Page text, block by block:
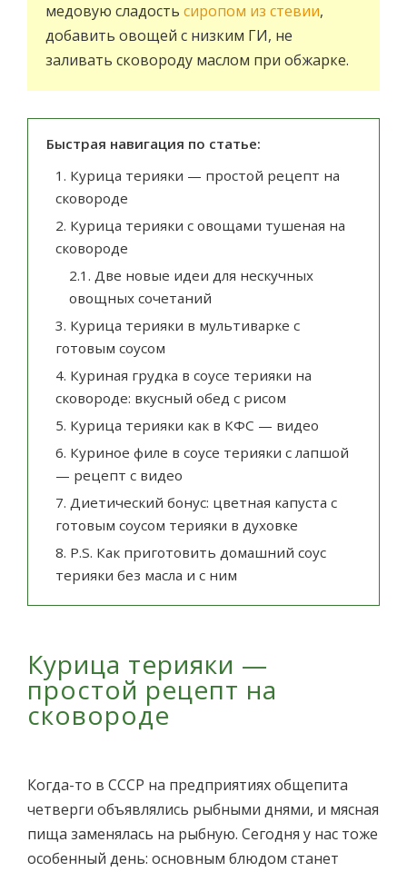
медовую сладость сиропом из стевии,
добавить овощей с низким ГИ, не
заливать сковороду маслом при обжарке.
Быстрая навигация по статье:
1. Курица терияки — простой рецепт на
сковороде
2. Курица терияки с овощами тушеная на
сковороде
2.1. Две новые идеи для нескучных
овощных сочетаний
3. Курица терияки в мультиварке с
готовым соусом
4. Куриная грудка в соусе терияки на
сковороде: вкусный обед с рисом
5. Курица терияки как в КФС — видео
6. Куриное филе в соусе терияки с лапшой
— рецепт с видео
7. Диетический бонус: цветная капуста с
готовым соусом терияки в духовке
8. P.S. Как приготовить домашний соус
терияки без масла и с ним
Курица терияки —
простой рецепт на
сковороде
Когда-то в СССР на предприятиях общепита
четверги объявлялись рыбными днями, и мясная
пища заменялась на рыбную. Сегодня у нас тоже
особенный день: основным блюдом станет